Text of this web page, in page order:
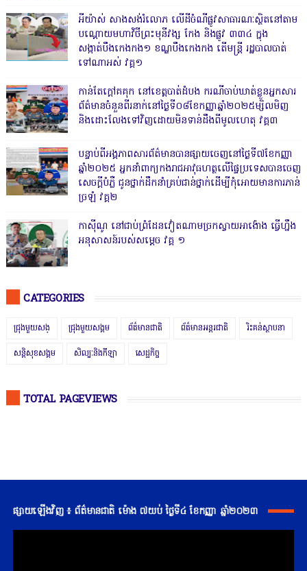
អីយ៉ាស់ សាងសង់រំលោភ លើដីចំណីផ្លូវសាធារណៈស្ថិតនៅតាម
បណ្ដោយមហាវិថីព្រះមុនីវង្ស កែង និងផ្លូវ ៣៣៤ ក្នុង
សង្កាត់បឹងកេងកង១ ខណ្ឌបឹងកេងកង តើមន្ត្រី រដ្ឋបាលបាត់
ទៅណាអស់ វគ្គ១
កាន់តែក្តៅគគុក នៅខេត្តបាត់ដំបង ករណីចាប់ឃាត់ខ្លួនអ្នកសារ
ព័ត៌មានចំនួនពីរនាក់នៅថ្ងៃទី០៨ខែកញ្ញាឆ្នាំ២០២៥ម្សិលមិញ
និងដោះលែងទៅវិញដោយមិនទាន់ដឹងពីមូលហេតុ វគ្គ៣
បន្ទាប់ពីអង្គភាពសារព័ត៌មានបានផ្សាយចេញនៅថ្ងៃទី៧ខែកញ្ញា
ឆ្នាំ២០២៥ អ្នកនាំពាក្យកងរាជអាវុធហត្ថលើផ្ទៃប្រទេសបានចេញ
សេចក្តីបំភ្លឺ ជូនថ្នាក់ដឹកនាំគ្រប់ជាន់ថ្នាក់ដើម្បីកុំអោយមានការភាន់
ច្រឡំ វគ្គ២
កាសុីណូ នៅជាប់ព្រំដែនវៀតណាមច្រកស្វាយអាង៉ោង ធ្វើហ្នឹង
អនុសាសន៍របស់សម្ដេច វគ្គ ១
CATEGORIES
ជ្រុងមួយសង្ ជ្រុងមួយសង្គម ព័ត៌មានជាតិ ព័ត៌មានអន្តរជាតិ រិះគន់ស្ថាបនា
សន្តិសុខសង្គម សិល្បៈនិងកីឡា សេដ្ឋកិច្ច
TOTAL PAGEVIEWS
ផ្សាយឡើងវិញ ៖ ព័ត៌មានជាតិ ម៉ោង ៧យប់ ថ្ងៃទី៤ ខែកញ្ញា ឆ្នាំ២០២៣